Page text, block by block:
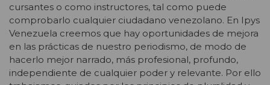
cursantes o como instructores, tal como puede
comprobarlo cualquier ciudadano venezolano. En Ipys
Venezuela creemos que hay oportunidades de mejora
en las prácticas de nuestro periodismo, de modo de
hacerlo mejor narrado, más profesional, profundo,
independiente de cualquier poder y relevante. Por ello